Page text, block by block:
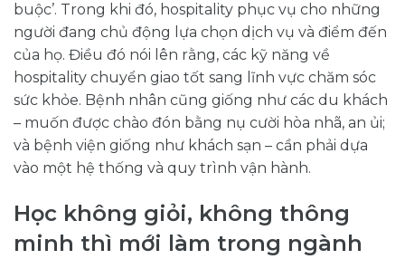
buộc’. Trong khi đó, hospitality phục vụ cho những
người đang chủ động lựa chọn dịch vụ và điểm đến
của họ. Điều đó nói lên rằng, các kỹ năng về
hospitality chuyển giao tốt sang lĩnh vực chăm sóc
sức khỏe. Bệnh nhân cũng giống như các du khách
– muốn được chào đón bằng nụ cười hòa nhã, an ủi;
và bệnh viện giống như khách sạn – cần phải dựa
vào một hệ thống và quy trình vận hành.
Học không giỏi, không thông
minh thì mới làm trong ngành